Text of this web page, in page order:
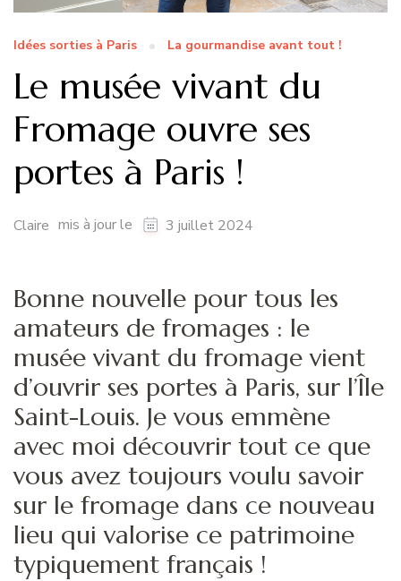
Idées sorties à Paris La gourmandise avant tout !
Le musée vivant du
Fromage ouvre ses
portes à Paris !
Claire mis à jour le 3 juillet 2024
Bonne nouvelle pour tous les
amateurs de fromages : le
musée vivant du fromage vient
d’ouvrir ses portes à Paris, sur l’Île
Saint-Louis. Je vous emmène
avec moi découvrir tout ce que
vous avez toujours voulu savoir
sur le fromage dans ce nouveau
lieu qui valorise ce patrimoine
typiquement français !